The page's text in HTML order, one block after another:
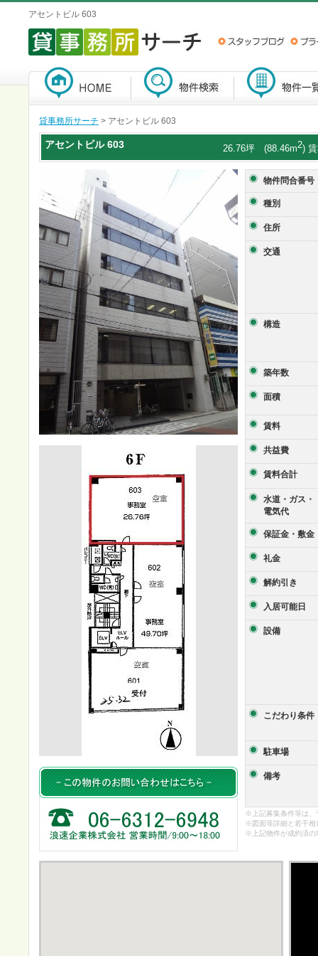
アセントビル 603
貸事務所サーチ > アセントビル 603
アセントビル603 26.76坪 (88.46m2)
物件問合番号
種別
住所
交通
構造
築年数
面積
賃料
共益費
賃料合計
水道・ガス・
電気代
保証金・敷金
礼金
解約引き
入居可能日
設備
こだわり条件
駐車場
備考
※上記募集条件等は、
※図面等詳細と若干相
※上記物件が成約済の